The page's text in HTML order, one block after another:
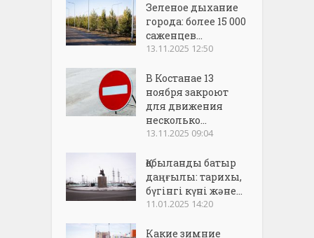
Зеленое дыхание
города: более 15 000
саженцев...
13.11.2025 12:50
В Костанае 13
ноября закроют
для движения
несколько...
13.11.2025 09:04
Қобыланды батыр
даңғылы: тарихы,
бүгінгі күні және...
11.01.2025 14:20
Какие зимние